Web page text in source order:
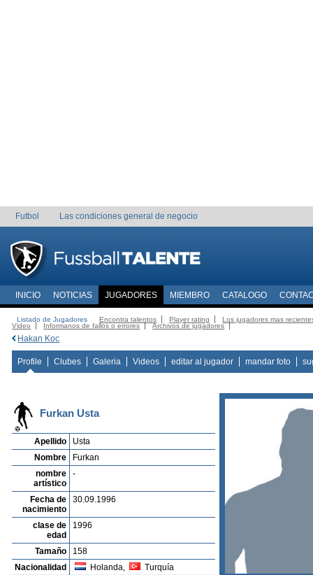
Futbol Las condiciones general de negocio
INICIO NOTICIAS JUGADORES MIEMBRO CATALOGO
Listado de Jugadores Encontra talentos Player rating
Los jugadores mas
Video
Informanos de fallos o errores Archivos de jugadores
Hakan Koc
Profile Clubes Galeria Videos editar al jugador mandar foto
Furkan Usta
Apellido
Usta
Nombre
Furkan
nombre
artístico
-
Fecha de
nacimiento
30.09.1996
clase de
edad
1996
Tamaño
158
Nacionalidad
Holanda,
Turquía